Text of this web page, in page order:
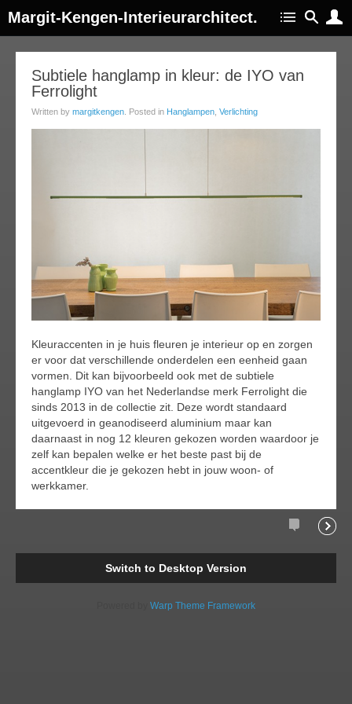
Margit-Kengen-Interieurarchitect.
Subtiele hanglamp in kleur: de IYO van
Ferrolight
Written by margitkengen . Posted in Hanglampen Verlichting
Kleuraccenten in je huis fleuren je interieur op en zorgen
er voor dat verschillende onderdelen een eenheid gaan
vormen. Dit kan bijvoorbeeld ook met de subtiele
hanglamp IYO van het Nederlandse merk Ferrolight die
sinds 2013 in de collectie zit. Deze wordt standaard
uitgevoerd in geanodiseerd aluminium maar kan
daarnaast in nog 12 kleuren gekozen worden waardoor je
zelf kan bepalen welke er het beste past bij de
accentkleur die je gekozen hebt in jouw woon- of
werkkamer.
Comments
Switch to Desktop Version
Warp Theme Framework